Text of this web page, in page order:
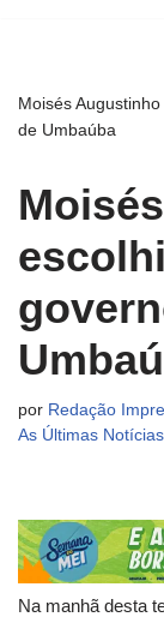
Moisés
de Umbaúba
por Redação
As Últimas
Na manhã desta